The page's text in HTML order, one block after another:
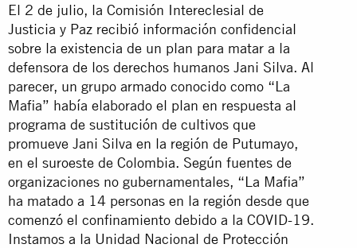
El 2 de julio, la Comisión Intereclesial de
Justicia y Paz recibió información confidencial
sobre la existencia de un plan para matar a la
defensora de los derechos humanos Jani Silva. Al
parecer, un grupo armado conocido como “La
Mafia” había elaborado el plan en respuesta al
programa de sustitución de cultivos que
promueve Jani Silva en la región de Putumayo,
en el suroeste de Colombia. Según fuentes de
organizaciones no gubernamentales, “La Mafia”
ha matado a 14 personas en la región desde que
comenzó el confinamiento debido a la COVID-19.
Instamos a la Unidad Nacional de Protección